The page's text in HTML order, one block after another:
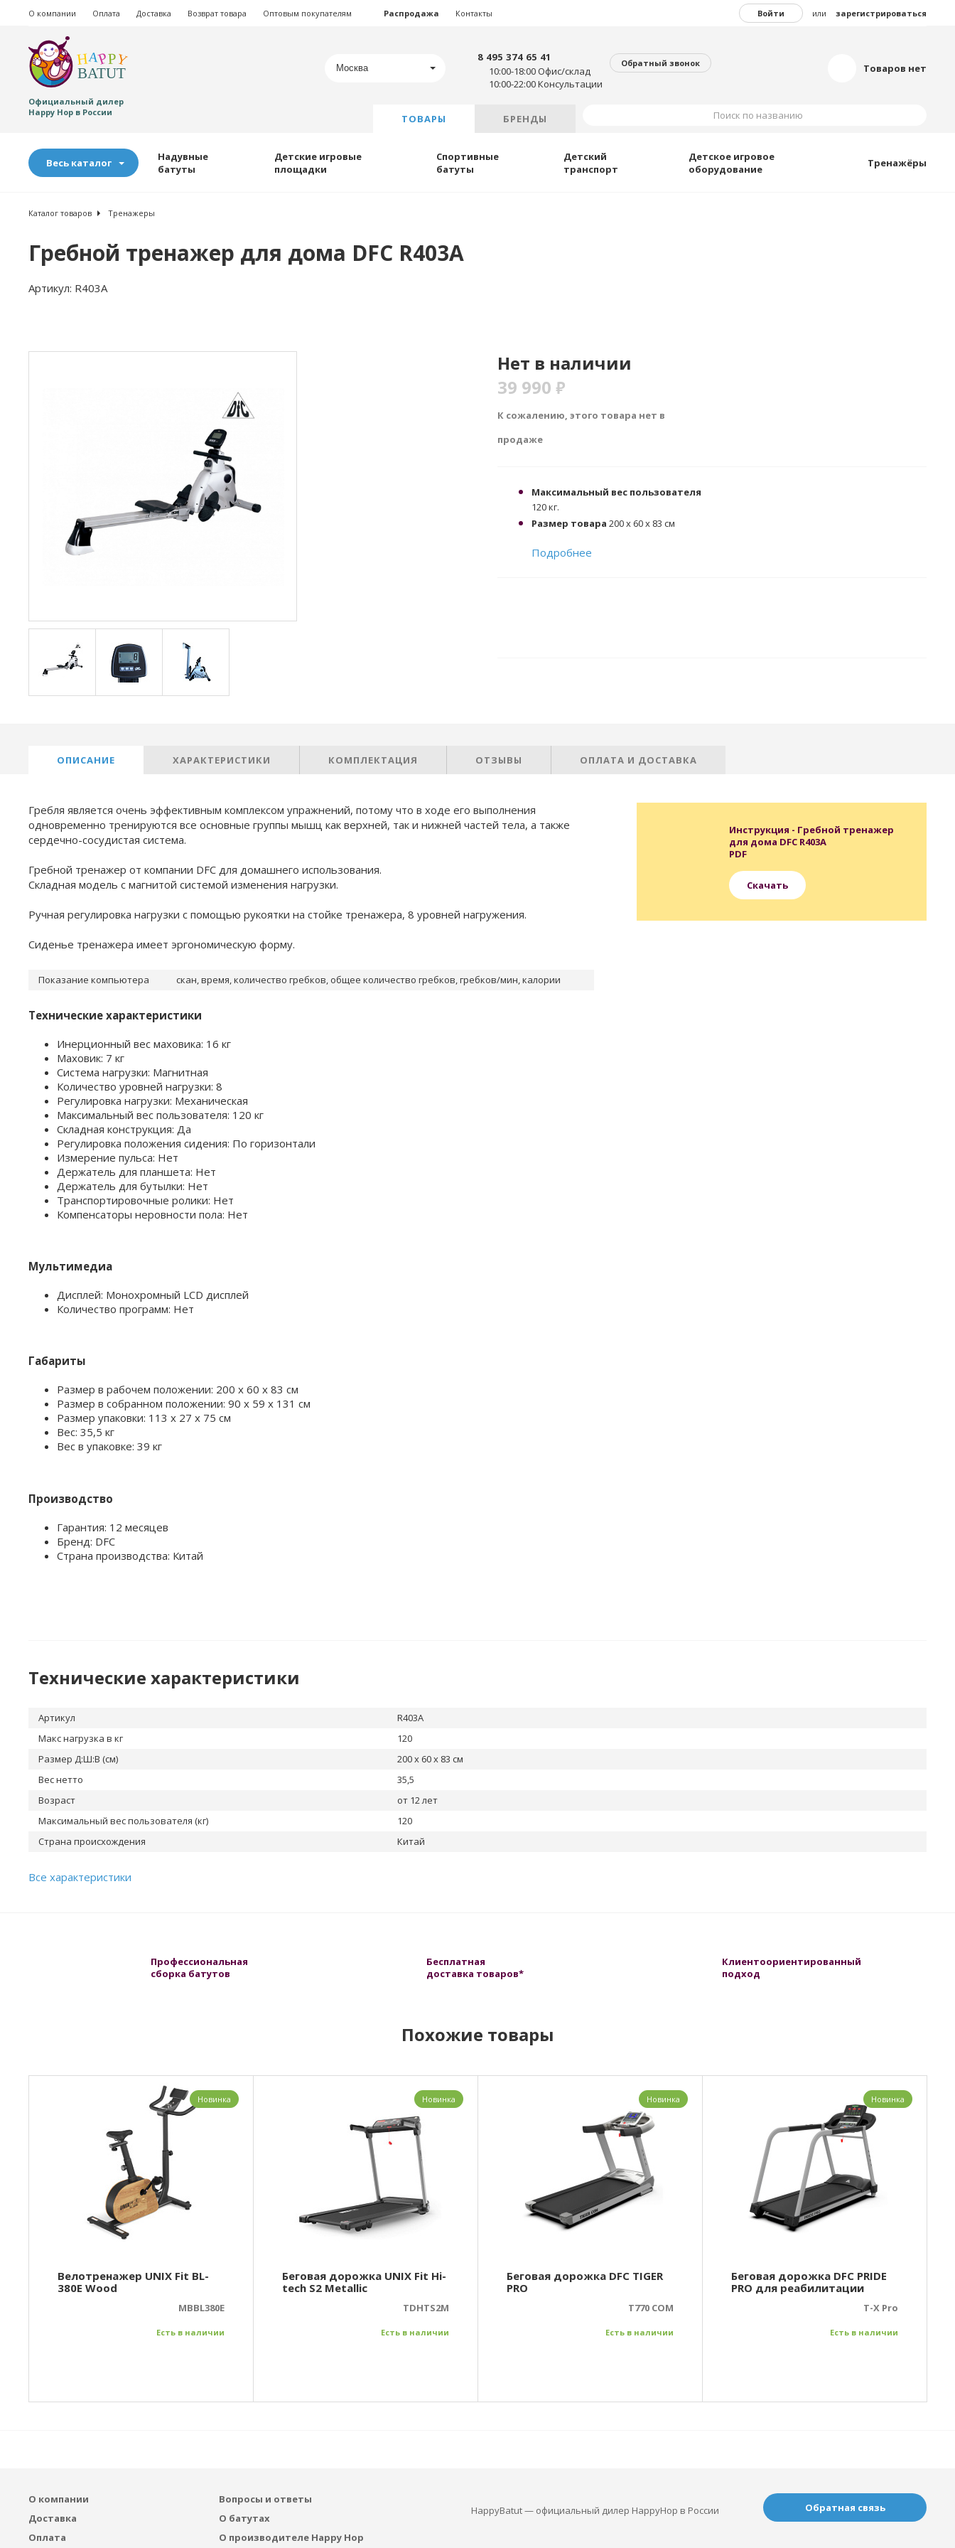
Войти или зарегистрироваться
О компании Оплата Доставка Возврат товара Оптовым покупателям Распродажа Контакты
Официальный дилер
Happy Hop в России
Москва Товаров нет
8 495 374 65 41
10:00-18:00 Офис/склад
10:00-22:00 Консультации
Обратный звонок
ТОВАРЫ БРЕНДЫ Поиск по названию
Весь каталог
Надувные
батуты
Детские игровые
площадки
Спортивные
батуты
Детский
транспорт
Детское игровое
оборудование
Тренажёры
Каталог товаров Тренажеры
Гребной тренажер для дома DFC R403A
Артикул: R403A
Нет в наличии
39 990 ₽
К сожалению, этого товара нет в
продаже
Максимальный вес пользователя
120 кг.
Размер товара 200 х 60 х 83 см
Подробнее
ОПИСАНИЕ ХАРАКТЕРИСТИКИ КОМПЛЕКТАЦИЯ ОТЗЫВЫ ОПЛАТА И ДОСТАВКА
Гребля является очень эффективным комплексом упражнений, потому что в ходе его выполнения
одновременно тренируются все основные группы мышц как верхней, так и нижней частей тела, а также
сердечно-сосудистая система.
Гребной тренажер от компании DFC для домашнего использования.
Складная модель с магнитой системой изменения нагрузки.
Ручная регулировка нагрузки с помощью рукоятки на стойке тренажера, 8 уровней нагружения.
Сиденье тренажера имеет эргономическую форму.
Показание компьютера скан, время, количество гребков, общее количество гребков, гребков/мин, калории
Технические характеристики
Инерционный вес маховика: 16 кг
Маховик: 7 кг
Система нагрузки: Магнитная
Количество уровней нагрузки: 8
Регулировка нагрузки: Механическая
Максимальный вес пользователя: 120 кг
Складная конструкция: Да
Регулировка положения сидения: По горизонтали
Измерение пульса: Нет
Держатель для планшета: Нет
Держатель для бутылки: Нет
Транспортировочные ролики: Нет
Компенсаторы неровности пола: Нет
Мультимедиа
Дисплей: Монохромный LCD дисплей
Количество программ: Нет
Габариты
Размер в рабочем положении: 200 х 60 х 83 см
Размер в собранном положении: 90 х 59 х 131 см
Размер упаковки: 113 х 27 х 75 см
Вес: 35,5 кг
Вес в упаковке: 39 кг
Производство
Гарантия: 12 месяцев
Бренд: DFC
Страна производства: Китай
Инструкция - Гребной тренажер
для дома DFC R403A
PDF
Скачать
Технические характеристики
Артикул
R403A
Макс нагрузка в кг
120
Размер Д:Ш:В (см)
200 х 60 х 83 см
Вес нетто
35,5
Возраст
от 12 лет
Максимальный вес пользователя (кг)
120
Страна происхождения
Китай
Все характеристики
Профессиональная
сборка батутов
Бесплатная
доставка товаров*
Клиентоориентированный
подход
Похожие товары
Велотренажер UNIX Fit BL-
380E Wood
MBBL380E
Есть в наличии
Новинка
Беговая дорожка UNIX Fit Hi-
tech S2 Metallic
TDHTS2M
Есть в наличии
Новинка
Беговая дорожка DFC TIGER
PRO
T770 COM
Есть в наличии
Новинка
Беговая дорожка DFC PRIDE
PRO для реабилитации
T-X Pro
Есть в наличии
Новинка
О компании
Доставка
Оплата
Вопросы и ответы
О батутах
О производителе Happy Hop
HappyBatut — официальный дилер HappyHop в России Обратная связь